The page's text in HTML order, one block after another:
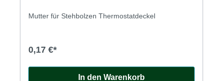
Mutter für Stehbolzen Thermostatdeckel
0,17 €*
In den Warenkorb